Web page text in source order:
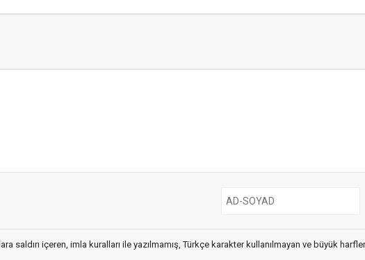
saldırı içeren, imla kuralları ile yazılmamış, Türkçe karakter kullanılmayan ve büyük